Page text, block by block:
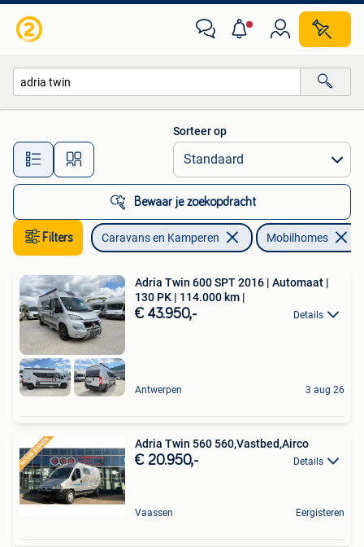
Alle afstanden…
Sorteer op
Bewaar je zoekopdracht
Filters Caravans en Kamperen Mobilhomes
Adria Twin 600 SPT 2016 | Automaat |
130 PK | 114.000 km |
€ 43.950,- Details
Antwerpen 3 aug 26
Adria Twin 560 560,Vastbed,Airco
€ 20.950,- Details
Vaassen Eergisteren